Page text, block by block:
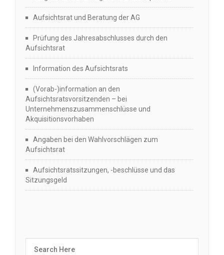
Aufsichtsrat und Beratung der AG
Prüfung des Jahresabschlusses durch den
Aufsichtsrat
Information des Aufsichtsrats
(Vorab-)information an den
Aufsichtsratsvorsitzenden – bei
Unternehmenszusammenschlüsse und
Akquisitionsvorhaben
Angaben bei den Wahlvorschlägen zum
Aufsichtsrat
Aufsichtsratssitzungen, -beschlüsse und das
Sitzungsgeld